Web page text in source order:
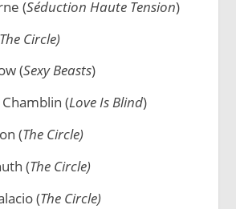
(Séduction Haute Tension)
Circle)
(Sexy Beasts)
Chamblin (Love Is Blind)
(The Circle)
(The Circle)
(The Circle)